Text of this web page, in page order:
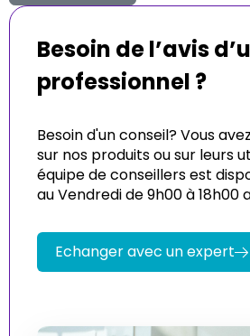
Besoin de l’avis
professionnel ?
Besoin d'un conseil? Vous
sur nos produits ou sur leurs
équipe de conseillers est
au Vendredi de 9h00 à 18h00
Echanger avec un expert